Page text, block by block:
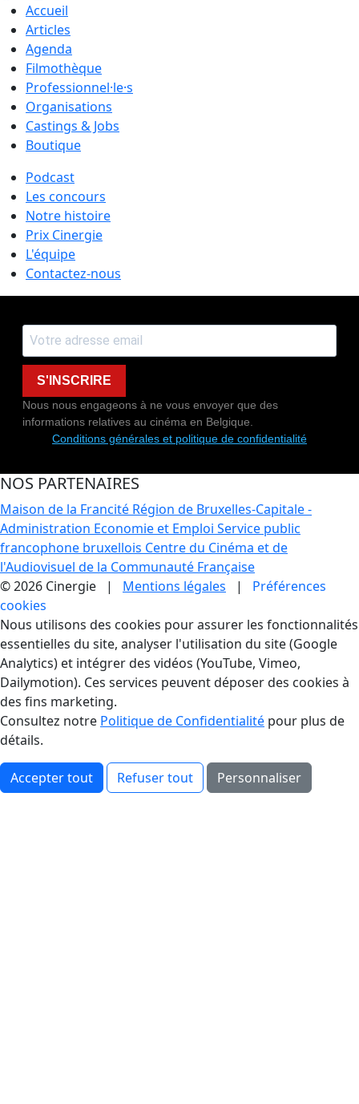
Accueil
Articles
Agenda
Filmothèque
Professionnel·le·s
Organisations
Castings & Jobs
Boutique
Podcast
Les concours
Notre histoire
Prix Cinergie
L'équipe
Contactez-nous
S'INSCRIRE
Nous nous engageons à ne vous envoyer que des
informations relatives au cinéma en Belgique.
Conditions générales et politique de confidentialité
NOS PARTENAIRES
Maison de la Francité Région de Bruxelles-Capitale -
Administration Economie et Emploi Service public
francophone bruxellois Centre du Cinéma et de
l'Audiovisuel de la Communauté Française
© 2026 Cinergie | Mentions légales | Préférences
cookies
Gestion des Cookies
Nous utilisons des cookies pour assurer les fonctionnalités
essentielles du site, analyser l'utilisation du site (Google
Analytics) et intégrer des vidéos (YouTube, Vimeo,
Dailymotion). Ces services peuvent déposer des cookies à
des fins marketing.
Consultez notre Politique de Confidentialité pour plus de
détails.
Accepter tout Refuser tout Personnaliser